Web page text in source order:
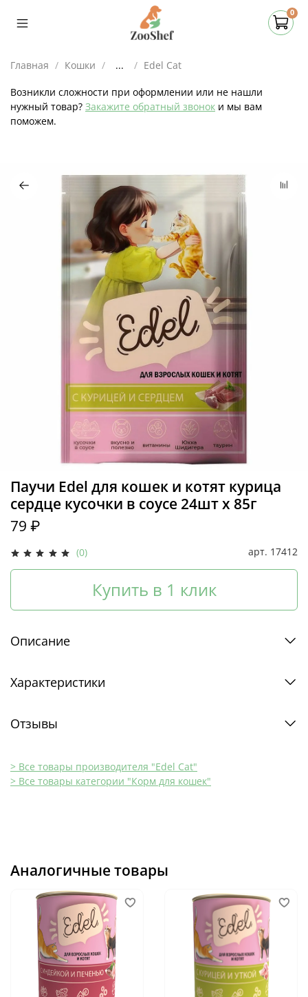
0
Главная Кошки ... Edel Cat
Возникли сложности при оформлении или не нашли
нужный товар? Закажите обратный звонок и мы вам
поможем.
(0) арт. 17412
Паучи Edel для кошек и котят курица
сердце кусочки в соусе 24шт х 85г
79 ₽
Купить в 1 клик
Описание
Характеристики
Отзывы
> Все товары производителя "Edel Cat"
> Все товары категории "Корм для кошек"
Аналогичные товары